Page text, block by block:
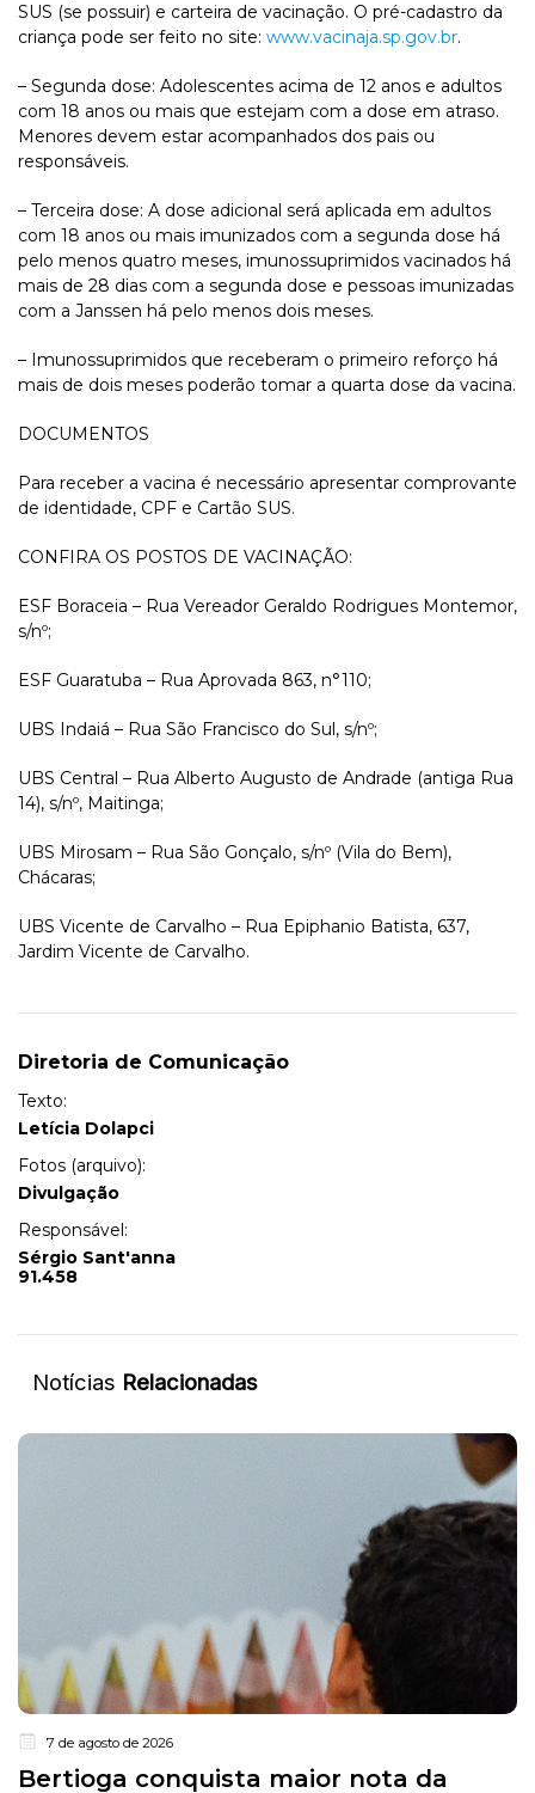
SUS (se possuir) e carteira de vacinação. O pré-cadastro da
criança pode ser feito no site: www.vacinaja.sp.gov.br.
– Segunda dose: Adolescentes acima de 12 anos e adultos
com 18 anos ou mais que estejam com a dose em atraso.
Menores devem estar acompanhados dos pais ou
responsáveis.
– Terceira dose: A dose adicional será aplicada em adultos
com 18 anos ou mais imunizados com a segunda dose há
pelo menos quatro meses, imunossuprimidos vacinados há
mais de 28 dias com a segunda dose e pessoas imunizadas
com a Janssen há pelo menos dois meses.
– Imunossuprimidos que receberam o primeiro reforço há
mais de dois meses poderão tomar a quarta dose da vacina.
DOCUMENTOS
Para receber a vacina é necessário apresentar comprovante
de identidade, CPF e Cartão SUS.
CONFIRA OS POSTOS DE VACINAÇÃO:
ESF Boraceia – Rua Vereador Geraldo Rodrigues Montemor,
s/nº;
ESF Guaratuba – Rua Aprovada 863, n°110;
UBS Indaiá – Rua São Francisco do Sul, s/nº;
UBS Central – Rua Alberto Augusto de Andrade (antiga Rua
14), s/nº, Maitinga;
UBS Mirosam – Rua São Gonçalo, s/nº (Vila do Bem),
Chácaras;
UBS Vicente de Carvalho – Rua Epiphanio Batista, 637,
Jardim Vicente de Carvalho.
Diretoria de Comunicação
Texto:
Letícia Dolapci
Fotos (arquivo):
Divulgação
Responsável:
Sérgio Sant'anna
91.458
Notícias Relacionadas
7 de agosto de 2026
Bertioga conquista maior nota da